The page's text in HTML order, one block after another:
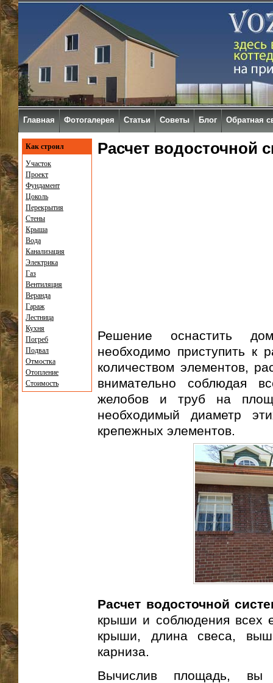
Расчет водосточной
Решение оснастить
необходимо приступить к
количеством элементов,
внимательно соблюдая
желобов и труб на
необходимый диаметр
крепежных элементов.
Расчет водосточной
крыши и соблюдения всех
крыши, длина свеса,
карниза.
Вычислив площадь, вы
Как строил
Участок
Проект
Фундамент
Цоколь
Перекрытия
Стены
Крыша
Вода
Канализация
Электрика
Газ
Вентиляция
Веранда
Гараж
Лестница
Кухня
Погреб
Подвал
Отмостка
Отопление
Стоимость
Главная Фотогалерея Статьи Советы Блог Обратная